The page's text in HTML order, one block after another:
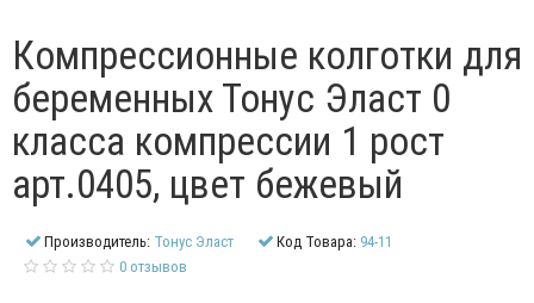
Компрессионные колготки для
беременных Тонус Эласт 0
класса компрессии 1 рост
арт.0405, цвет бежевый
Производитель: Тонус Эласт Код Товара: 94-11
0 отзывов